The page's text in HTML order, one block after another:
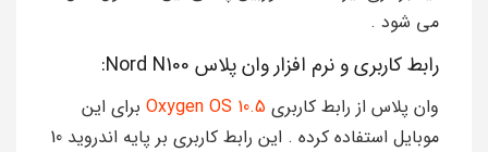
می شود .
رابط کاربری و نرم افزار وان پلاس Nord N100:
وان پلاس از رابط کاربری Oxygen OS 10.5 برای این
موبایل استفاده کرده . این رابط کاربری بر پایه اندروید 10